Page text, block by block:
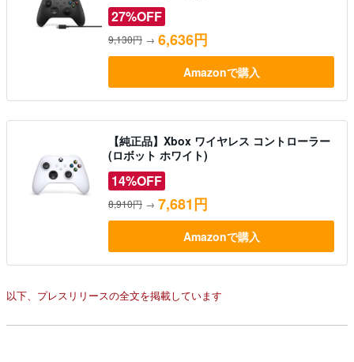
27%OFF
9,130円 → 6,636円
Amazonで購入
【純正品】Xbox ワイヤレス コントローラー
(ロボット ホワイト)
14%OFF
8,910円 → 7,681円
Amazonで購入
以下、プレスリリースの全文を掲載しています